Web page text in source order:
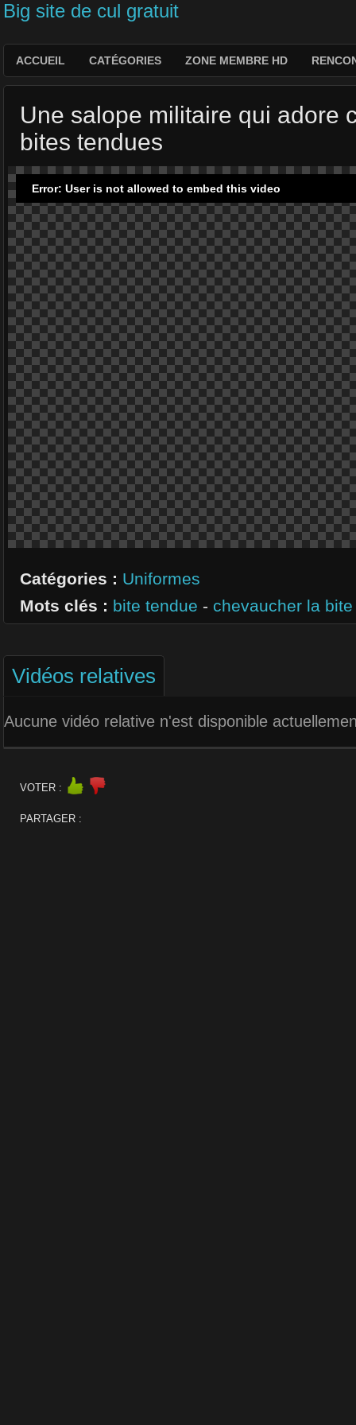
Big site de cul gratuit
ACCUEIL CATÉGORIES ZONE MEMBRE HD
Une salope militaire qui adore
bites tendues
Catégories : Uniformes
Mots clés : bite tendue - chevaucher la bite
Vidéos relatives
Aucune vidéo relative n'est disponible
VOTER :
PARTAGER :